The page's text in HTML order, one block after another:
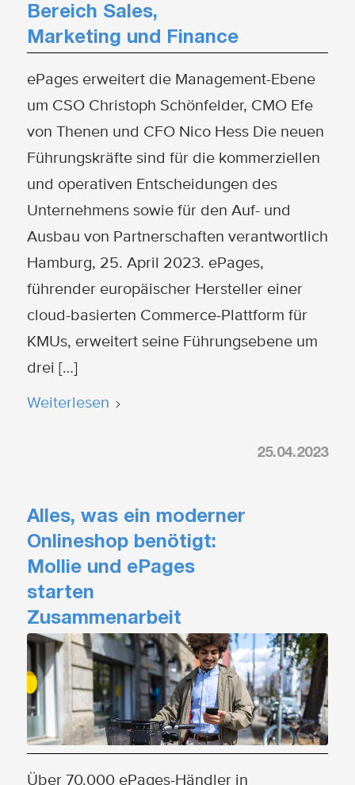
Bereich Sales,
Marketing und Finance
ePages erweitert die Management-Ebene
um CSO Christoph Schönfelder, CMO Efe
von Thenen und CFO Nico Hess Die neuen
Führungskräfte sind für die kommerziellen
und operativen Entscheidungen des
Unternehmens sowie für den Auf- und
Ausbau von Partnerschaften verantwortlich
Hamburg, 25. April 2023. ePages,
führender europäischer Hersteller einer
cloud-basierten Commerce-Plattform für
KMUs, erweitert seine Führungsebene um
drei […]
Weiterlesen
25.04.2023
Alles, was ein moderner
Onlineshop benötigt:
Mollie und ePages
starten
Zusammenarbeit
Über 70.000 ePages-Händler in